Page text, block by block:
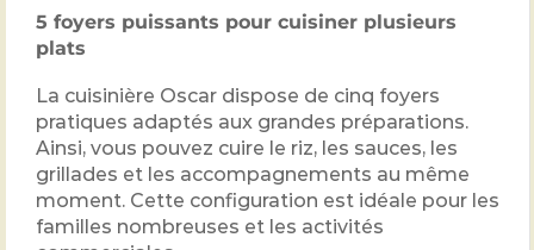
5 foyers puissants pour cuisiner plusieurs
plats
La cuisinière Oscar dispose de cinq foyers
pratiques adaptés aux grandes préparations.
Ainsi, vous pouvez cuire le riz, les sauces, les
grillades et les accompagnements au même
moment. Cette configuration est idéale pour les
familles nombreuses et les activités